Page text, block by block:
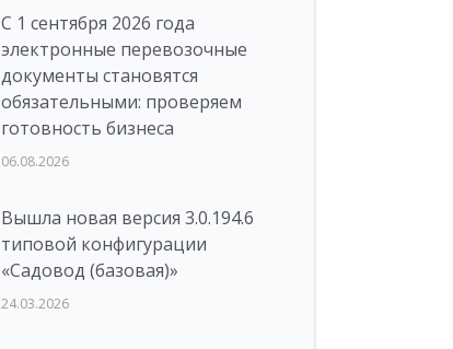
С 1 сентября 2026 года
электронные перевозочные
документы становятся
обязательными: проверяем
готовность бизнеса
06.08.2026
Вышла новая версия 3.0.194.6
типовой конфигурации
«Садовод (базовая)»
24.03.2026